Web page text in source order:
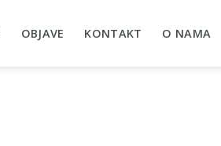
OBJAVE KONTAKT O NAMA